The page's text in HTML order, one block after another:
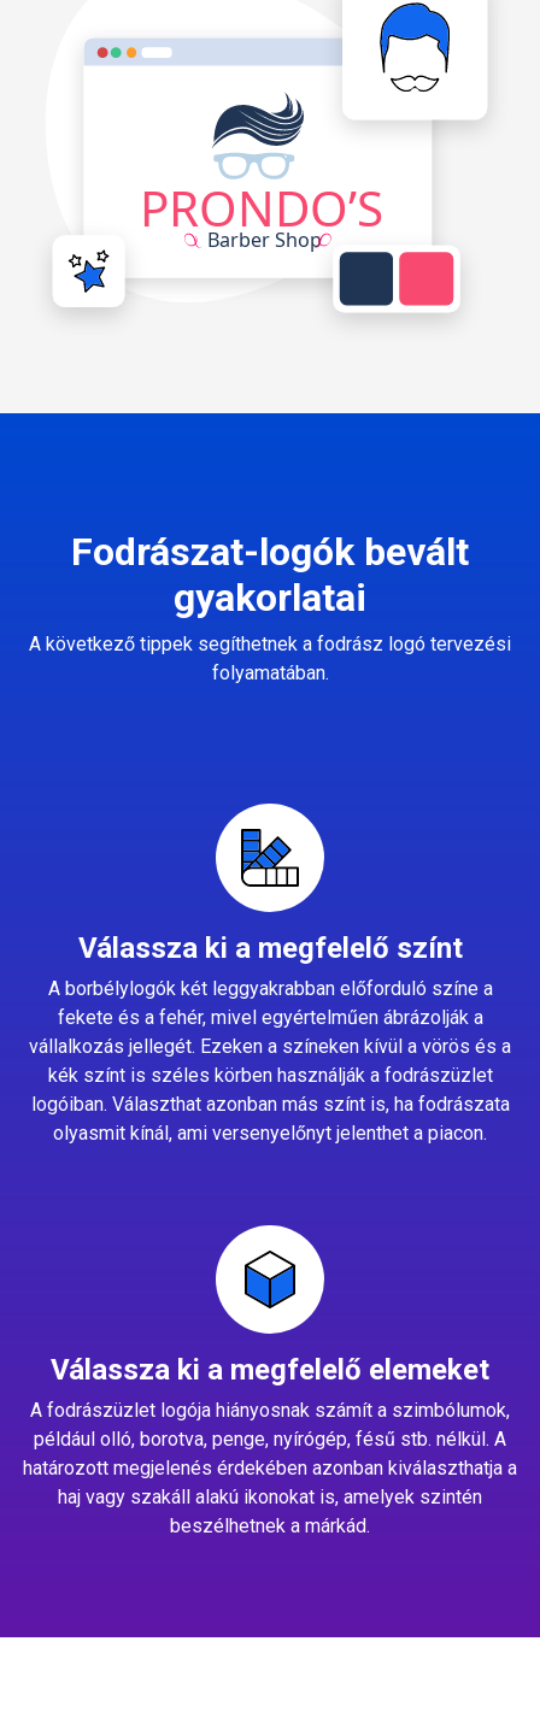
Fodrászat-logók bevált
gyakorlatai
A következő tippek segíthetnek a fodrász logó tervezési
folyamatában.
Válassza ki a megfelelő színt
A borbélylogók két leggyakrabban előforduló színe a
fekete és a fehér, mivel egyértelműen ábrázolják a
vállalkozás jellegét. Ezeken a színeken kívül a vörös és a
kék színt is széles körben használják a fodrászüzlet
logóiban. Választhat azonban más színt is, ha fodrászata
olyasmit kínál, ami versenyelőnyt jelenthet a piacon.
Válassza ki a megfelelő elemeket
A fodrászüzlet logója hiányosnak számít a szimbólumok,
például olló, borotva, penge, nyírógép, fésű stb. nélkül. A
határozott megjelenés érdekében azonban kiválaszthatja a
haj vagy szakáll alakú ikonokat is, amelyek szintén
beszélhetnek a márkád.